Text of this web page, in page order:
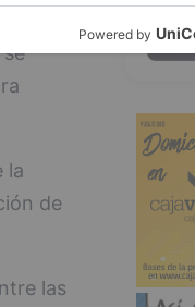
arma
la
de
las